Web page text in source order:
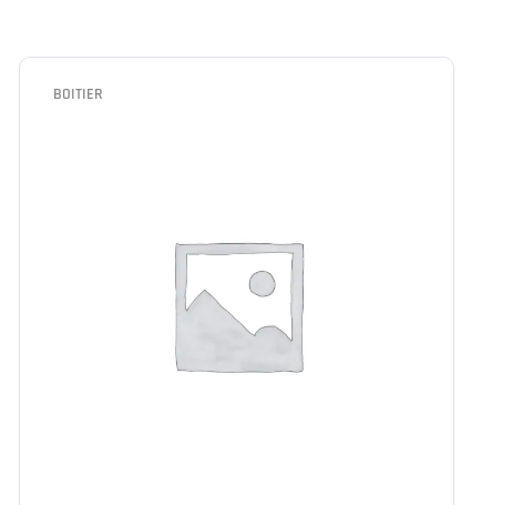
BOITIER